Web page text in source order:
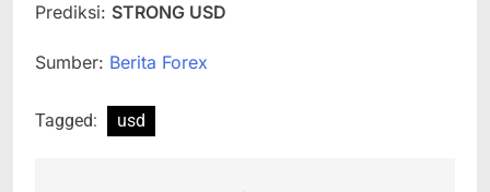
Prediksi: STRONG USD
Sumber: Berita Forex
Tagged: usd